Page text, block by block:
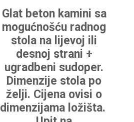
Glat beton kamini sa
mogućnošću radnog
stola na lijevoj ili
desnoj strani +
ugradbeni sudoper.
Dimenzije stola po
želji. Cijena ovisi o
dimenzijama ložišta.